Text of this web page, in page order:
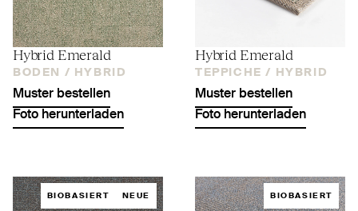
Hybrid Emerald
BODEN / HYBRID
Muster bestellen
Foto herunterladen
Hybrid Emerald
TEPPICHE / HYBRID
Muster bestellen
Foto herunterladen
BIOBASIERT NEUE BIOBASIERT